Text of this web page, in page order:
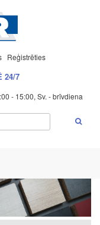
Reģistrēties
24/7
- 15:00, Sv. - brīvdiena